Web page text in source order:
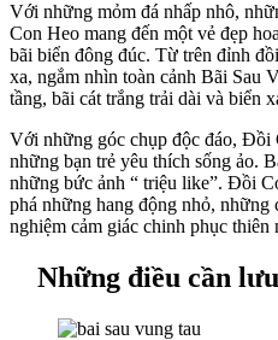
Với những mỏm đá nhấp nhô,
Con Heo mang đến một vẻ đẹp
bãi biển đông đúc. Từ trên đỉnh
xa, ngắm nhìn toàn cảnh Bãi Sau
tầng, bãi cát trắng trải dài và biển
Với những góc chụp độc đáo, Đồi
những bạn trẻ yêu thích sống ảo.
những bức ảnh “ triệu like”. Đồi
phá những hang động nhỏ, những
nghiệm cảm giác chinh phục thiên
Những điều cần